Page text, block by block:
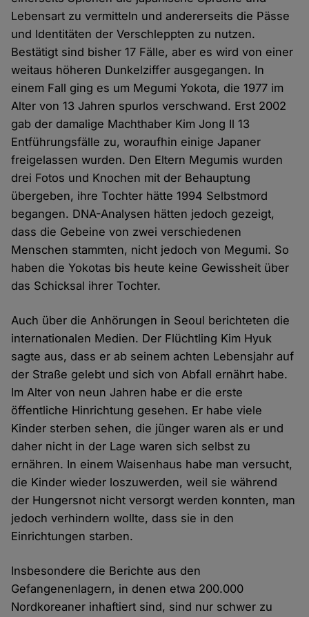
Lebensart zu vermitteln und andererseits die Pässe
und Identitäten der Verschleppten zu nutzen.
Bestätigt sind bisher 17 Fälle, aber es wird von einer
weitaus höheren Dunkelziffer ausgegangen. In
einem Fall ging es um Megumi Yokota, die 1977 im
Alter von 13 Jahren spurlos verschwand. Erst 2002
gab der damalige Machthaber Kim Jong Il 13
Entführungsfälle zu, woraufhin einige Japaner
freigelassen wurden. Den Eltern Megumis wurden
drei Fotos und Knochen mit der Behauptung
übergeben, ihre Tochter hätte 1994 Selbstmord
begangen. DNA-Analysen hätten jedoch gezeigt,
dass die Gebeine von zwei verschiedenen
Menschen stammten, nicht jedoch von Megumi. So
haben die Yokotas bis heute keine Gewissheit über
das Schicksal ihrer Tochter.
Auch über die Anhörungen in Seoul berichteten die
internationalen Medien. Der Flüchtling Kim Hyuk
sagte aus, dass er ab seinem achten Lebensjahr auf
der Straße gelebt und sich von Abfall ernährt habe.
Im Alter von neun Jahren habe er die erste
öffentliche Hinrichtung gesehen. Er habe viele
Kinder sterben sehen, die jünger waren als er und
daher nicht in der Lage waren sich selbst zu
ernähren. In einem Waisenhaus habe man versucht,
die Kinder wieder loszuwerden, weil sie während
der Hungersnot nicht versorgt werden konnten, man
jedoch verhindern wollte, dass sie in den
Einrichtungen starben.
Insbesondere die Berichte aus den
Gefangenenlagern, in denen etwa 200.000
Nordkoreaner inhaftiert sind, sind nur schwer zu